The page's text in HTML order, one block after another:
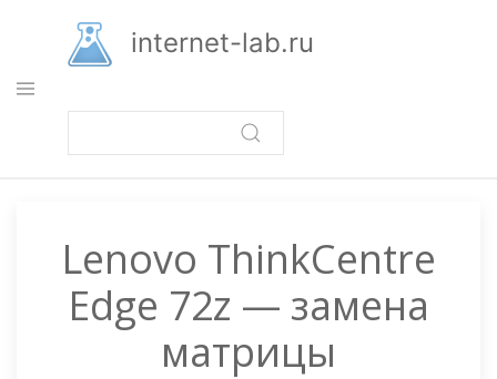
основному
содержанию
internet-lab.ru
Lenovo ThinkCentre
Edge 72z — замена
матрицы